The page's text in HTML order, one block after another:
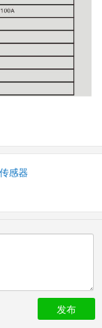
感器
发布